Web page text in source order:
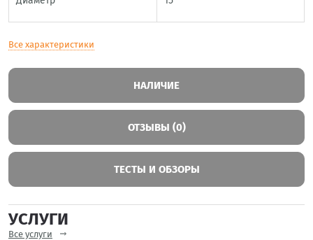
Все характеристики
НАЛИЧИЕ
ОТЗЫВЫ (0)
ТЕСТЫ И ОБЗОРЫ
УСЛУГИ
Все услуги